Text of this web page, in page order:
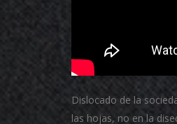
Dislocado de la
las hojas, no en la